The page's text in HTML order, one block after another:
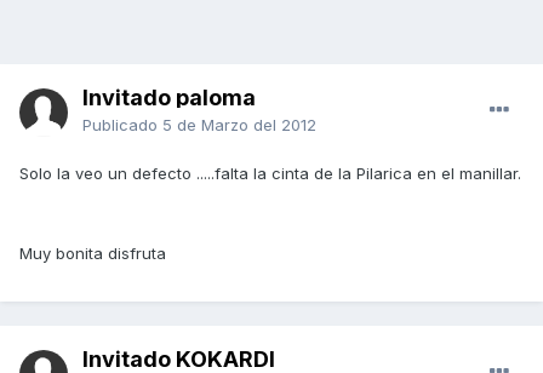
Invitado paloma
Publicado 5 de Marzo del 2012
Solo la veo un defecto .....falta la cinta de la Pilarica en el manillar.
Muy bonita disfruta
Invitado KOKARDI